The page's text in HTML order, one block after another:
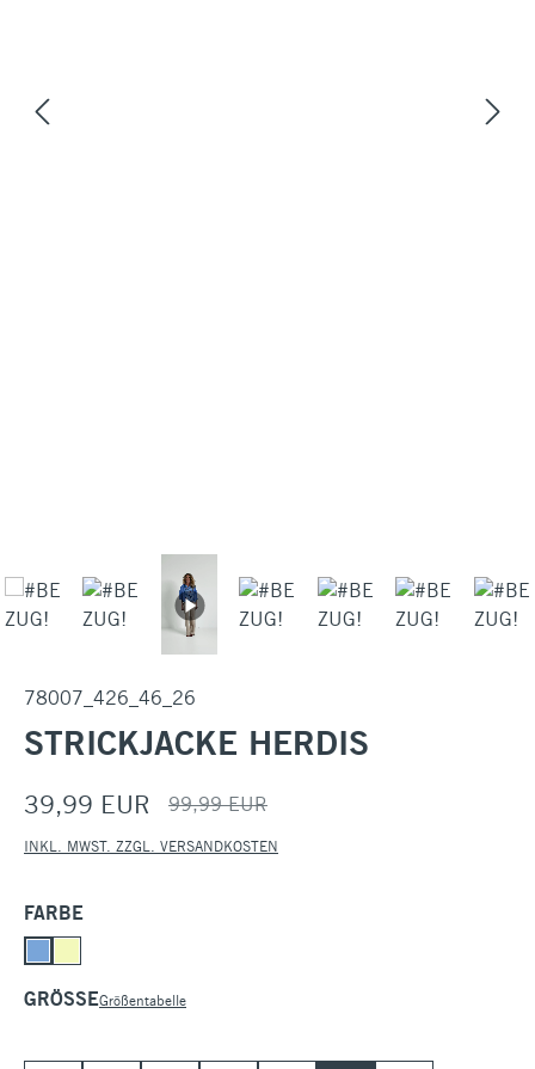
78007_426_46_26
STRICKJACKE HERDIS
39,99 EUR 99,99 EUR
INKL. MWST. ZZGL. VERSANDKOSTEN
FARBE
AUSWÄHLEN
GRÖSSE
AUSWÄHLEN
Größentabelle